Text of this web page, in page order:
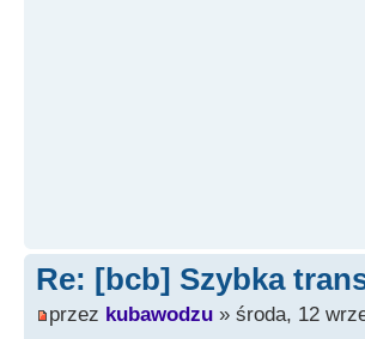
Re: [bcb] Szybka
przez kubawodzu » środa, 12